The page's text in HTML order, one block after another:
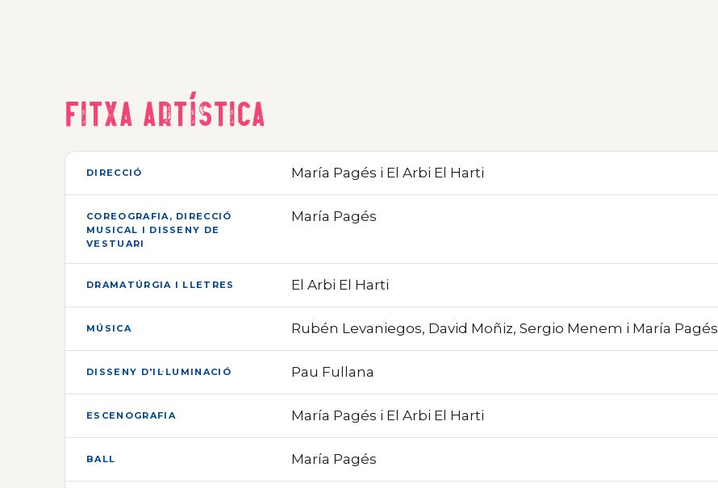
Fitxa artística
DIRECCIÓ María Pagés i El Arbi El Harti
COREOGRAFIA, DIRECCIÓ
MUSICAL I DISSENY DE
VESTUARI
María Pagés
DRAMATÚRGIA I LLETRES El Arbi El Harti
MÚSICA Rubén Levaniegos, David Moñiz, Sergio Menem i María Pagés
DISSENY D'IL·LUMINACIÓ Pau Fullana
ESCENOGRAFIA María Pagés i El Arbi El Harti
BALL María Pagés